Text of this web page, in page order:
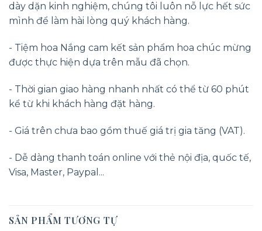
dày dặn kinh nghiệm, chúng tôi luôn nỗ lực hết sức
mình để làm hài lòng quý khách hàng.
- Tiệm hoa Nắng cam kết sản phẩm hoa chúc mừng
được thực hiện dựa trên mẫu đã chọn.
- Thời gian giao hàng nhanh nhất có thể từ 60 phút
kể từ khi khách hàng đặt hàng.
- Giá trên chưa bao gồm thuế giá trị gia tăng (VAT).
- Dễ dàng thanh toán online với thẻ nội địa, quốc tế,
Visa, Master, Paypal...
SẢN PHẨM TƯƠNG TỰ